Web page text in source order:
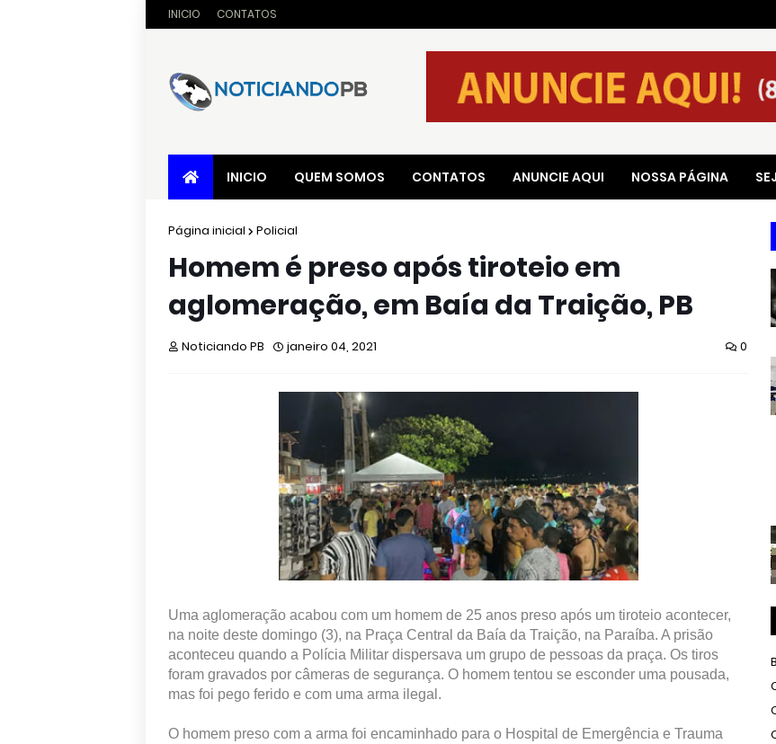
INICIO CONTATOS
INICIO QUEM SOMOS CONTATOS ANUNCIE AQUI NOSSA PÁGINA
Página inicial Policial
Homem é preso após tiroteio em
aglomeração, em Baía da Traição, PB
Noticiando PB janeiro 04, 2021 0
Uma aglomeração acabou com um homem de 25 anos preso após um tiroteio acontecer,
na noite deste domingo (3), na Praça Central da Baía da Traição, na Paraíba. A prisão
aconteceu quando a Polícia Militar dispersava um grupo de pessoas da praça. Os tiros
foram gravados por câmeras de segurança. O homem tentou se esconder uma pousada,
mas foi pego ferido e com uma arma ilegal.
O homem preso com a arma foi encaminhado para o Hospital de Emergência e Trauma